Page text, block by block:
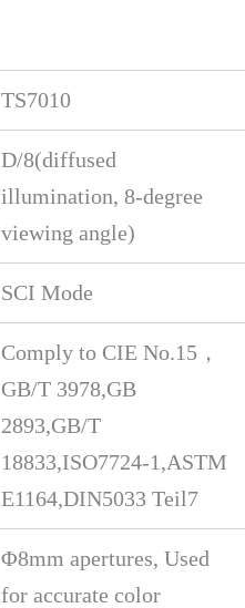
TS7010
D/8(diffused
illumination, 8-degree
viewing angle)
SCI Mode
Comply to CIE No.15，
GB/T 3978,GB
2893,GB/T
18833,ISO7724-1,ASTM
E1164,DIN5033 Teil7
Φ8mm apertures, Used
for accurate color